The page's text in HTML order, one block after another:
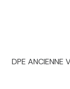
DPE ANCIENNE